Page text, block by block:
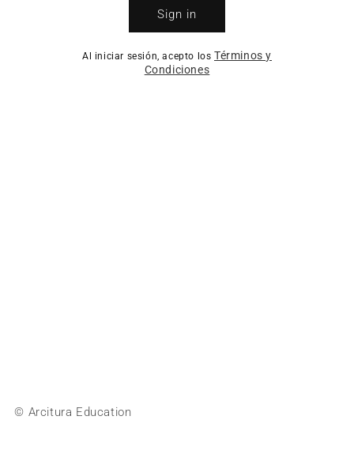
Sign in
Al iniciar sesión, acepto los Términos y
Condiciones
© Arcitura Education